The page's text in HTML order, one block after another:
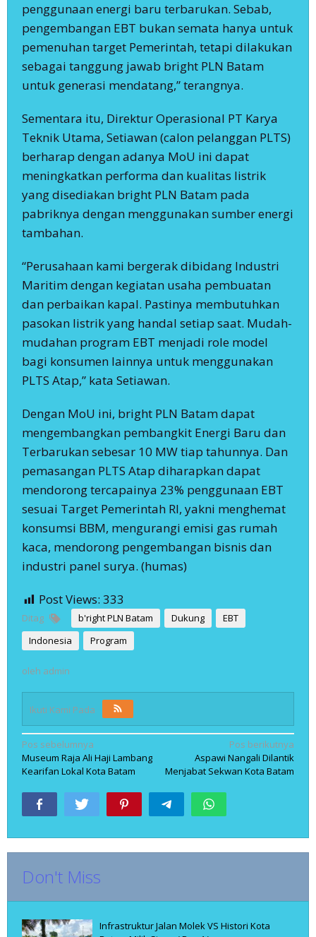
penggunaan energi baru terbarukan. Sebab,
pengembangan EBT bukan semata hanya untuk
pemenuhan target Pemerintah, tetapi dilakukan
sebagai tanggung jawab bright PLN Batam
untuk generasi mendatang,” terangnya.
Sementara itu, Direktur Operasional PT Karya
Teknik Utama, Setiawan (calon pelanggan PLTS)
berharap dengan adanya MoU ini dapat
meningkatkan performa dan kualitas listrik
yang disediakan bright PLN Batam pada
pabriknya dengan menggunakan sumber energi
tambahan.
“Perusahaan kami bergerak dibidang Industri
Maritim dengan kegiatan usaha pembuatan
dan perbaikan kapal. Pastinya membutuhkan
pasokan listrik yang handal setiap saat. Mudah-
mudahan program EBT menjadi role model
bagi konsumen lainnya untuk menggunakan
PLTS Atap,” kata Setiawan.
Dengan MoU ini, bright PLN Batam dapat
mengembangkan pembangkit Energi Baru dan
Terbarukan sebesar 10 MW tiap tahunnya. Dan
pemasangan PLTS Atap diharapkan dapat
mendorong tercapainya 23% penggunaan EBT
sesuai Target Pemerintah RI, yakni menghemat
konsumsi BBM, mengurangi emisi gas rumah
kaca, mendorong pengembangan bisnis dan
industri panel surya. (humas)
Post Views: 333
Ditag b'right PLN Batam Dukung
EBT
Indonesia
Program
oleh admin
Ikuti Kami Pada
Navigasi
pos
Pos sebelumnya
Museum Raja Ali Haji Lambang
Kearifan Lokal Kota Batam
Pos berikutnya
Aspawi Nangali Dilantik
Menjabat Sekwan Kota Batam
Don't Miss
Infrastruktur Jalan Molek VS Histori Kota